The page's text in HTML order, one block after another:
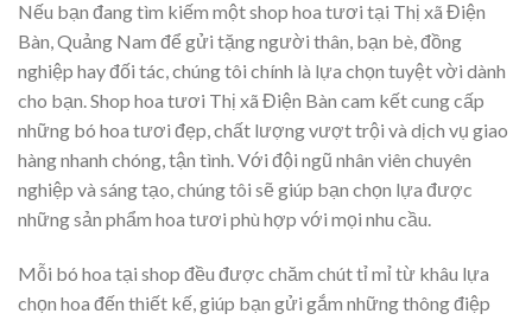
Nếu bạn đang tìm kiếm một shop hoa tươi tại Thị xã Điện
Bàn, Quảng Nam để gửi tặng người thân, bạn bè, đồng
nghiệp hay đối tác, chúng tôi chính là lựa chọn tuyệt vời dành
cho bạn. Shop hoa tươi Thị xã Điện Bàn cam kết cung cấp
những bó hoa tươi đẹp, chất lượng vượt trội và dịch vụ giao
hàng nhanh chóng, tận tình. Với đội ngũ nhân viên chuyên
nghiệp và sáng tạo, chúng tôi sẽ giúp bạn chọn lựa được
những sản phẩm hoa tươi phù hợp với mọi nhu cầu.
Mỗi bó hoa tại shop đều được chăm chút tỉ mỉ từ khâu lựa
chọn hoa đến thiết kế, giúp bạn gửi gắm những thông điệp